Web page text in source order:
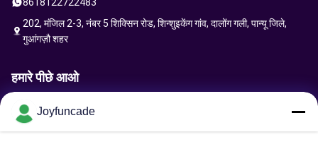
202, मंजिल 2-3, नंबर 5 शिक्सिन रोड, शिन्शुइकेंग गांव, दालोंग गली, पान्यू जिले,
गुआंगज़ौ शहर
हमारे पीछे आओ
Joyfuncade